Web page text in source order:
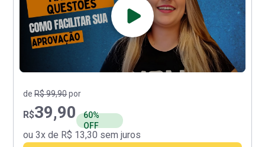
deR$ 99,90por
R$39,90
60%
OFF
ou 3x de R$ 13,30 sem juros